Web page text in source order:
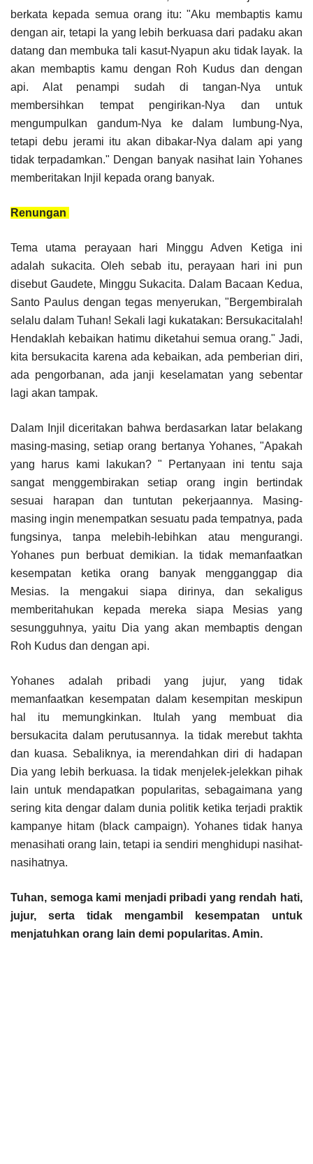
berkata kepada semua orang itu: "Aku membaptis kamu
dengan air, tetapi Ia yang lebih berkuasa dari padaku akan
datang dan membuka tali kasut-Nyapun aku tidak layak. Ia
akan membaptis kamu dengan Roh Kudus dan dengan
api. Alat penampi sudah di tangan-Nya untuk
membersihkan tempat pengirikan-Nya dan untuk
mengumpulkan gandum-Nya ke dalam lumbung-Nya,
tetapi debu jerami itu akan dibakar-Nya dalam api yang
tidak terpadamkan." Dengan banyak nasihat lain Yohanes
memberitakan Injil kepada orang banyak.
Renungan
Tema utama perayaan hari Minggu Adven Ketiga ini
adalah sukacita. Oleh sebab itu, perayaan hari ini pun
disebut Gaudete, Minggu Sukacita. Dalam Bacaan Kedua,
Santo Paulus dengan tegas menyerukan, "Bergembiralah
selalu dalam Tuhan! Sekali lagi kukatakan: Bersukacitalah!
Hendaklah kebaikan hatimu diketahui semua orang." Jadi,
kita bersukacita karena ada kebaikan, ada pemberian diri,
ada pengorbanan, ada janji keselamatan yang sebentar
lagi akan tampak.
Dalam Injil diceritakan bahwa berdasarkan Iatar belakang
masing-masing, setiap orang bertanya Yohanes, "Apakah
yang harus kami lakukan? " Pertanyaan ini tentu saja
sangat menggembirakan setiap orang ingin bertindak
sesuai harapan dan tuntutan pekerjaannya. Masing-
masing ingin menempatkan sesuatu pada tempatnya, pada
fungsinya, tanpa melebih-lebihkan atau mengurangi.
Yohanes pun berbuat demikian. la tidak memanfaatkan
kesempatan ketika orang banyak mengganggap dia
Mesias. la mengakui siapa dirinya, dan sekaligus
memberitahukan kepada mereka siapa Mesias yang
sesungguhnya, yaitu Dia yang akan membaptis dengan
Roh Kudus dan dengan api.
Yohanes adalah pribadi yang jujur, yang tidak
memanfaatkan kesempatan dalam kesempitan meskipun
hal itu memungkinkan. Itulah yang membuat dia
bersukacita dalam perutusannya. la tidak merebut takhta
dan kuasa. Sebaliknya, ia merendahkan diri di hadapan
Dia yang lebih berkuasa. la tidak menjelek-jelekkan pihak
lain untuk mendapatkan popularitas, sebagaimana yang
sering kita dengar dalam dunia politik ketika terjadi praktik
kampanye hitam (black campaign). Yohanes tidak hanya
menasihati orang Iain, tetapi ia sendiri menghidupi nasihat-
nasihatnya.
Tuhan, semoga kami menjadi pribadi yang rendah hati,
jujur, serta tidak mengambil kesempatan untuk
menjatuhkan orang lain demi popularitas. Amin.